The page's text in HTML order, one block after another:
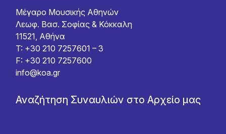
Μέγαρο Μουσικής Αθηνών
Λεωφ. Βασ. Σοφίας & Κόκκαλη
11521, Αθήνα
T: +30 210 7257601 – 3
F: +30 210 7257600
info@koa.gr
Αναζήτηση Συναυλιών στο Αρχείο μας